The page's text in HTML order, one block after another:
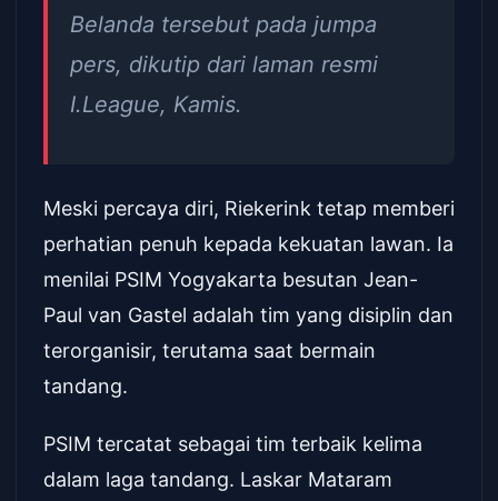
Belanda tersebut pada jumpa
pers, dikutip dari laman resmi
I.League, Kamis.
Meski percaya diri, Riekerink tetap memberi
perhatian penuh kepada kekuatan lawan. Ia
menilai PSIM Yogyakarta besutan Jean-
Paul van Gastel adalah tim yang disiplin dan
terorganisir, terutama saat bermain
tandang.
PSIM tercatat sebagai tim terbaik kelima
dalam laga tandang. Laskar Mataram